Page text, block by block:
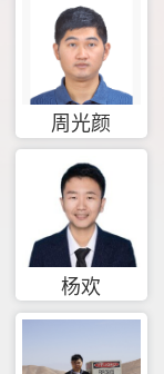
周光颜
杨欢